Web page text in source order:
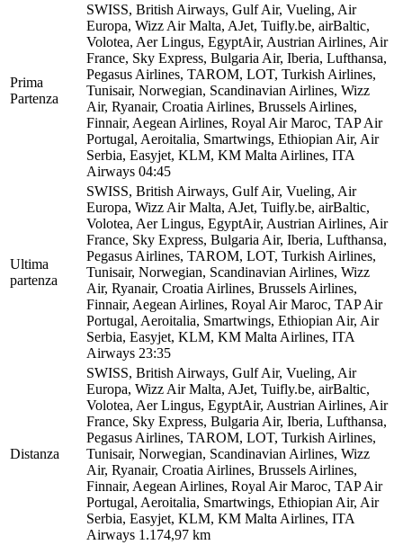
Prima
Partenza
SWISS, British Airways, Gulf Air, Vueling, Air
Europa, Wizz Air Malta, AJet, Tuifly.be, airBaltic,
Volotea, Aer Lingus, EgyptAir, Austrian Airlines, Air
France, Sky Express, Bulgaria Air, Iberia, Lufthansa,
Pegasus Airlines, TAROM, LOT, Turkish Airlines,
Tunisair, Norwegian, Scandinavian Airlines, Wizz
Air, Ryanair, Croatia Airlines, Brussels Airlines,
Finnair, Aegean Airlines, Royal Air Maroc, TAP Air
Portugal, Aeroitalia, Smartwings, Ethiopian Air, Air
Serbia, Easyjet, KLM, KM Malta Airlines, ITA
Airways 04:45
Ultima
partenza
SWISS, British Airways, Gulf Air, Vueling, Air
Europa, Wizz Air Malta, AJet, Tuifly.be, airBaltic,
Volotea, Aer Lingus, EgyptAir, Austrian Airlines, Air
France, Sky Express, Bulgaria Air, Iberia, Lufthansa,
Pegasus Airlines, TAROM, LOT, Turkish Airlines,
Tunisair, Norwegian, Scandinavian Airlines, Wizz
Air, Ryanair, Croatia Airlines, Brussels Airlines,
Finnair, Aegean Airlines, Royal Air Maroc, TAP Air
Portugal, Aeroitalia, Smartwings, Ethiopian Air, Air
Serbia, Easyjet, KLM, KM Malta Airlines, ITA
Airways 23:35
Distanza
SWISS, British Airways, Gulf Air, Vueling, Air
Europa, Wizz Air Malta, AJet, Tuifly.be, airBaltic,
Volotea, Aer Lingus, EgyptAir, Austrian Airlines, Air
France, Sky Express, Bulgaria Air, Iberia, Lufthansa,
Pegasus Airlines, TAROM, LOT, Turkish Airlines,
Tunisair, Norwegian, Scandinavian Airlines, Wizz
Air, Ryanair, Croatia Airlines, Brussels Airlines,
Finnair, Aegean Airlines, Royal Air Maroc, TAP Air
Portugal, Aeroitalia, Smartwings, Ethiopian Air, Air
Serbia, Easyjet, KLM, KM Malta Airlines, ITA
Airways 1.174,97 km